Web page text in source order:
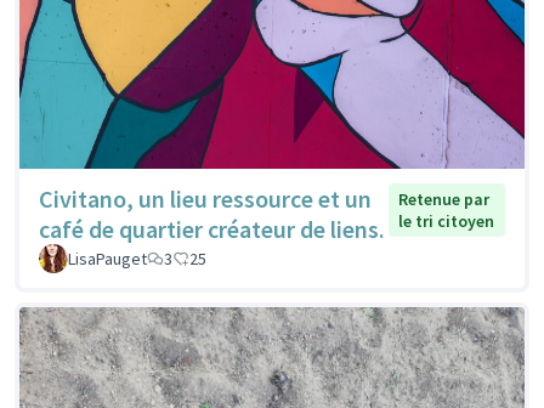
Civitano, un lieu ressource et un
café de quartier créateur de liens.
Retenue par
le tri citoyen
LisaPauget
3 25